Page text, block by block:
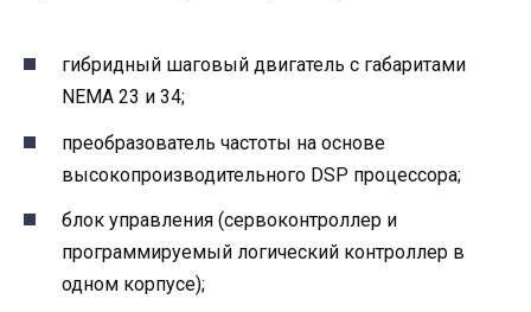
гибридный шаговый двигатель с габаритами
NEMA 23 и 34;
преобразователь частоты на основе
высокопроизводительного DSP процессора;
блок управления (сервоконтроллер и
программируемый логический контроллер в
одном корпусе);